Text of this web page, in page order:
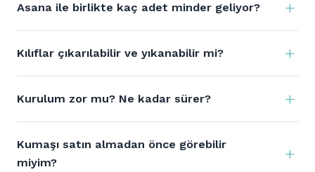
Asana ile birlikte kaç adet minder geliyor?
Kılıflar çıkarılabilir ve yıkanabilir mi?
Kurulum zor mu? Ne kadar sürer?
Kumaşı satın almadan önce görebilir
miyim?